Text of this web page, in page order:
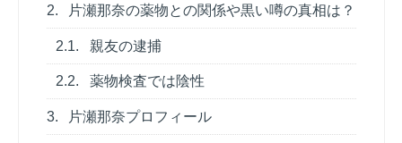
2. 片瀬那奈の薬物との関係や黒い噂の真相は？
2.1. 親友の逮捕
2.2. 薬物検査では陰性
3. 片瀬那奈プロフィール